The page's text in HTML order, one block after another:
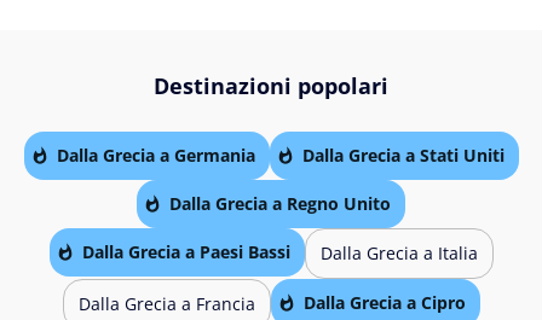
Destinazioni popolari
Dalla Grecia a Germania Dalla Grecia a Stati Uniti
Dalla Grecia a Regno Unito
Dalla Grecia a Paesi Bassi Dalla Grecia a Italia
Dalla Grecia a Francia Dalla Grecia a Cipro